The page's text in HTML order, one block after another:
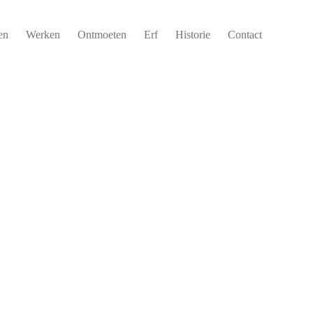
Werken Ontmoeten Erf Historie Contact